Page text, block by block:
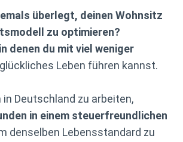
überlegt, deinen Wohnsitz
zu optimieren?
denen du mit viel weniger
Leben führen kannst.
Deutschland zu arbeiten,
in einem steuerfreundlichen
denselben Lebensstandard zu